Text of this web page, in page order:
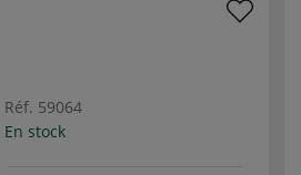
Réf. 59064
En stock